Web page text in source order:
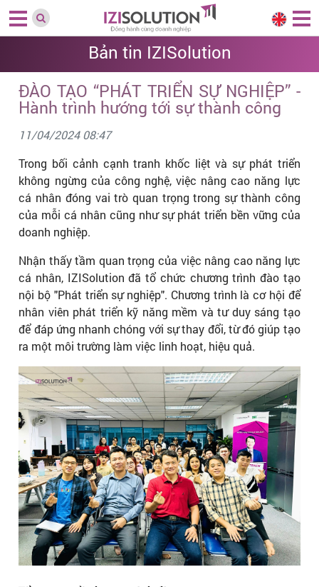
Bản tin IZISolution
ĐÀO TẠO “PHÁT TRIỂN SỰ NGHIỆP” -
Hành trình hướng tới sự thành công
11/04/2024 08:47
Trong bối cảnh cạnh tranh khốc liệt và sự phát triển
không ngừng của công nghệ, việc nâng cao năng lực
cá nhân đóng vai trò quan trọng trong sự thành công
của mỗi cá nhân cũng như sự phát triển bền vững của
doanh nghiệp.
Nhận thấy tầm quan trọng của việc nâng cao năng lực
cá nhân, IZISolution đã tổ chức chương trình đào tạo
nội bộ "Phát triển sự nghiệp". Chương trình là cơ hội để
nhân viên phát triển kỹ năng mềm và tư duy sáng tạo
để đáp ứng nhanh chóng với sự thay đổi, từ đó giúp tạo
ra một môi trường làm việc linh hoạt, hiệu quả.